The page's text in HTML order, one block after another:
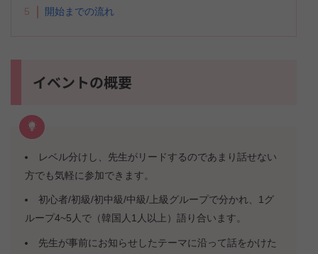
5 開始までの流れ
イベントの概要
レベル分けし、先生がリードするのであまり話せない
方でも気軽に参加できます。
初心者/初級/初中級/中級/上級グループで分かれ、1グ
ループ4~5人で（韓国人1人以上）語り合います。
先生が事前にお知らせしたテーマに沿って話をかけた